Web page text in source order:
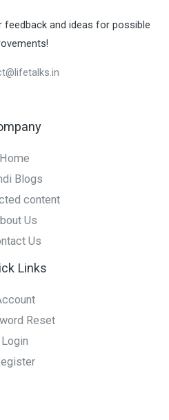
feedback and ideas for possible
Home
Blogs
content
Us
Us
Links
Reset
Login